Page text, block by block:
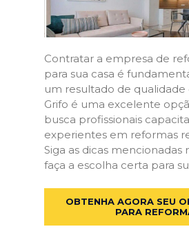
Contratar a empresa de
para sua casa é
um resultado de qualidade
Grifo é uma excelente
busca profissionais
experientes em reformas
Siga as dicas mencionadas
faça a escolha certa para
OBTENHA AGORA SEU
PARA